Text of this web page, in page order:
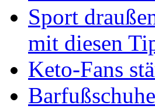
Sport
mit diesen
Keto-Fans